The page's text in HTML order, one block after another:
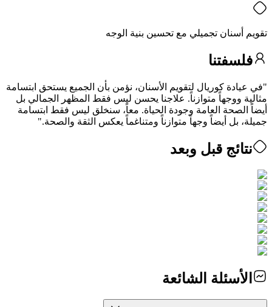
تقويم أسنان تجميلي مع تحسين بنية الوجه
فلسفتنا
"في عيادة كوريال لتقويم الأسنان، نؤمن بأن الجميع يستحق ابتسامة
مثالية ووجهاً متوازناً. علاجنا يحسن ليس فقط المظهر الجمالي بل
أيضاً الصحة العامة وجودة الحياة. معاً، سنخلق ليس فقط ابتسامة
جميلة، بل أيضاً وجهاً متوازناً ومتناغماً يعكس الثقة والصحة."
نتائج قبل وبعد
الأسئلة الشائعة